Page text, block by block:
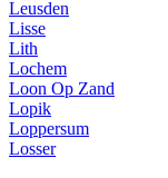
Leusden
Lisse
Lith
Lochem
Loon Op Zand
Lopik
Loppersum
Losser